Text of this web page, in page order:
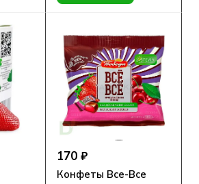
170 ₽
Конфеты Все-Все